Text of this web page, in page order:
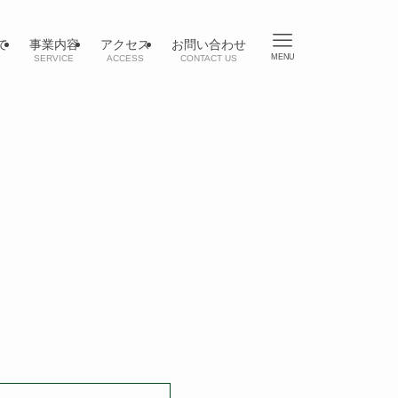
事業内容
SERVICE
アクセス
ACCESS
お問い合わせ
CONTACT US MENU